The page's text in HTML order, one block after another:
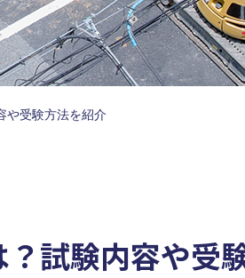
や受験方法を紹介
試験内容や受